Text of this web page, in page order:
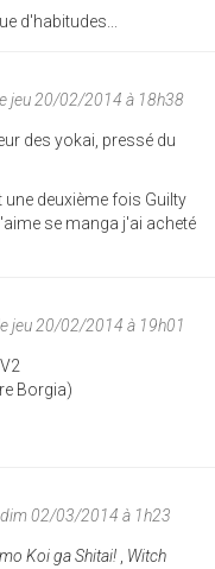
d'habitudes...
jeu 20/02/2014 à 18h38
des yokai, pressé du
une deuxième fois Guilty
se manga j'ai acheté
jeu 20/02/2014 à 19h01
Borgia)
02/03/2014 à 1h23
Koi ga Shitai! , Witch